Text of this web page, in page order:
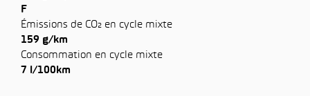
F
Émissions de CO₂ en cycle mixte
159 g/km
Consommation en cycle mixte
7 l/100km